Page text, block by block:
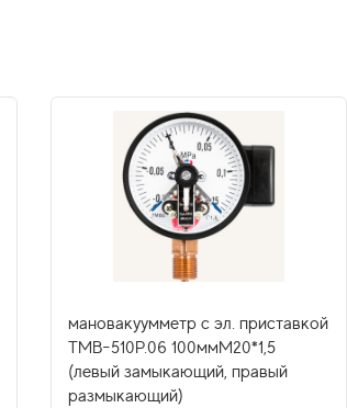
мановакуумметр с эл. приставкой
ТМВ-510Р.06 100ммМ20*1,5
(левый замыкающий, правый
размыкающий)